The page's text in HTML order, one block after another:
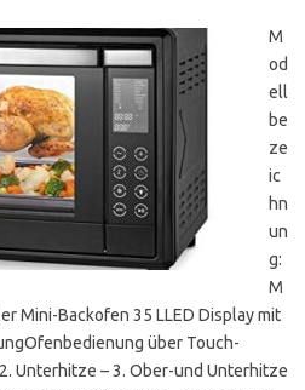
M
od
ell
be
ze
ic
hn
un
g:
M
Mini-Backofen 35 LLED Display mit
über Touch-
Unterhitze – 3. Ober-und Unterhitze